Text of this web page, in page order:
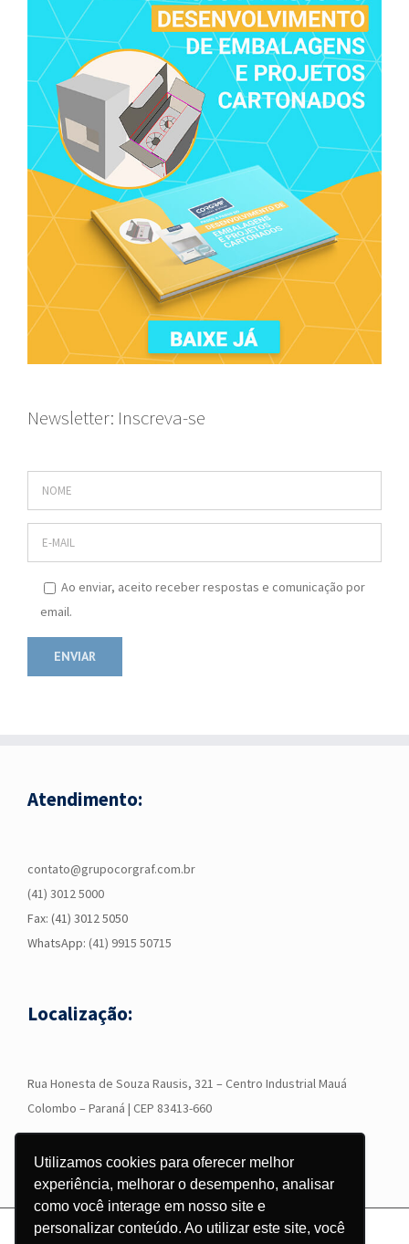
Utilizamos cookies para oferecer melhor
experiência, melhorar o desempenho, analisar
como você interage em nosso site e
personalizar conteúdo. Ao utilizar este site, você
Newsletter: Inscreva-se
Ao enviar, aceito receber respostas e comunicação por
email.
Atendimento:
contato@grupocorgraf.com.br
(41) 3012 5000
Fax: (41) 3012 5050
WhatsApp: (41) 9915 50715
Localização:
Rua Honesta de Souza Rausis, 321 – Centro Industrial Mauá
Colombo – Paraná | CEP 83413-660